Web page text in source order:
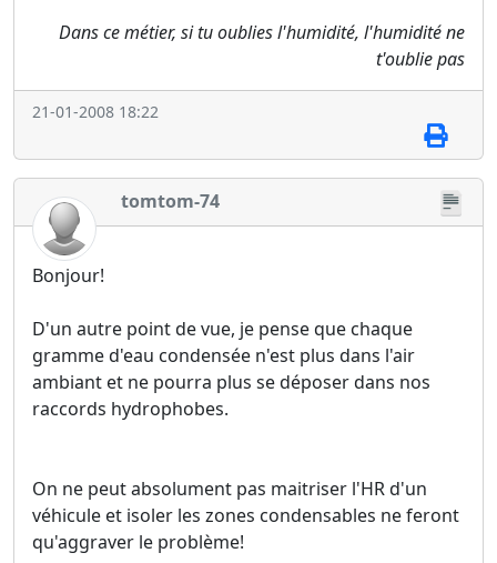
Dans ce métier, si tu oublies l'humidité, l'humidité ne
t'oublie pas
21-01-2008 18:22
tomtom-74
Bonjour!
D'un autre point de vue, je pense que chaque
gramme d'eau condensée n'est plus dans l'air
ambiant et ne pourra plus se déposer dans nos
raccords hydrophobes.
On ne peut absolument pas maitriser l'HR d'un
véhicule et isoler les zones condensables ne feront
qu'aggraver le problème!